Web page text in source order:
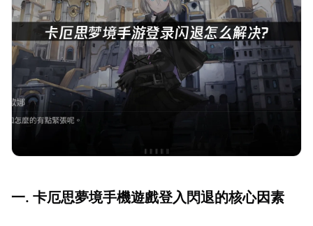
一. 卡厄思夢境手機遊戲登入閃退的核心因素